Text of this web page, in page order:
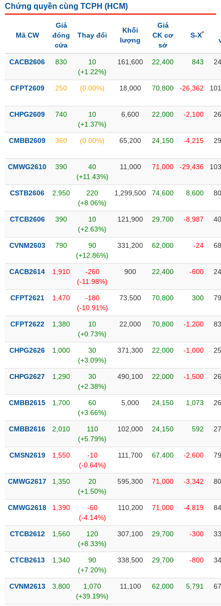
liệu
trường
Chứng quyền cùng TCPH (HCM)
Mã CW
Giá
đóng
cửa
Thay đổi
Khối
lượng
Giá
CK cơ
sở
S-X*
CACB2606 830
10
(+1.22%)
161,600 22,400 843
CFPT2609 250 (0.00%) 18,000 70,800 -26,362
CHPG2609 740
10
(+1.37%)
6,600 22,000 -2,100
CMBB2609 360 (0.00%) 65,200 24,150 -4,215
CMWG2610 390
40
(+11.43%)
11,000 71,000 -29,436
CSTB2606 2,950
220
(+8.06%)
1,299,500 74,600 8,600
CTCB2606 390
10
(+2.63%)
121,900 29,700 -8,987
CVNM2603 790
90
(+12.86%)
331,200 62,000 -24
CACB2614 1,910
-260
(-11.98%)
900 22,400 -600
CFPT2621 1,470
-180
(-10.91%)
73,500 70,800 300
CFPT2622 1,380
10
(+0.73%)
22,000 70,800 -1,200
CHPG2626 1,000
30
(+3.09%)
371,300 22,000 -1,000
CHPG2627 1,290
30
(+2.38%)
490,100 22,000 -1,500
CMBB2615 1,700
60
(+3.66%)
5,000 24,150 1,073
CMBB2616 2,010
110
(+5.79%)
102,000 24,150 592
CMSN2619 1,550
-10
(-0.64%)
111,700 67,400 -2,600
CMWG2617 1,350
20
(+1.50%)
595,300 71,000 -3,342
CMWG2618 1,390
-60
(-4.14%)
110,200 71,000 -4,819
CTCB2612 1,560
120
(+8.33%)
307,100 29,700 -300
CTCB2613 1,340
90
(+7.20%)
338,500 29,700 -800
CVNM2613 3,800
1,070
(+39.19%)
11,100 62,000 5,791
DÙNG
KHÔNG
YẾU
TIÊU
DÙNG
YẾU
CHĂM
SÓC
KHỎE
TÀI
CÔNG
THÔNG
VỤ
TRUYỀN
ÍCH
BẤT
ĐỘNG